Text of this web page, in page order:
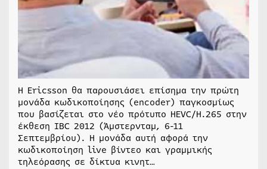
Η Ericsson θα παρουσιάσει επίσημα την πρώτη
μονάδα κωδικοποίησης (encoder) παγκοσμίως
που βασίζεται στο νέο πρότυπο HEVC/H.265 στην
έκθεση IBC 2012 (Άμστερνταμ, 6-11
Σεπτεμβρίου). Η μονάδα αυτή αφορά την
κωδικοποίηση live βίντεο και γραμμικής
τηλεόρασης σε δίκτυα κινητ…